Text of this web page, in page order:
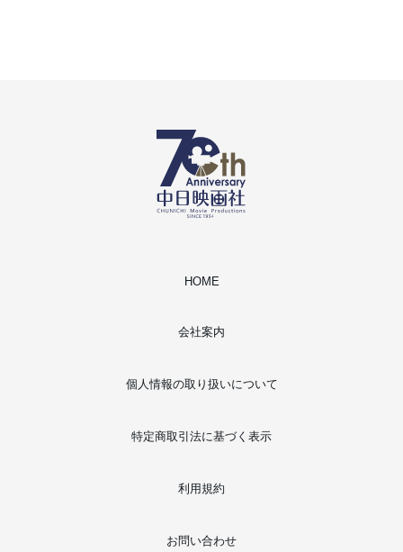
HOME
会社案内
個人情報の取り扱いについて
特定商取引法に基づく表示
利用規約
お問い合わせ